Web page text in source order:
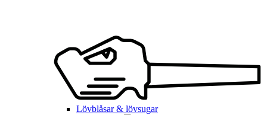
Lövblåsar & lövsugar